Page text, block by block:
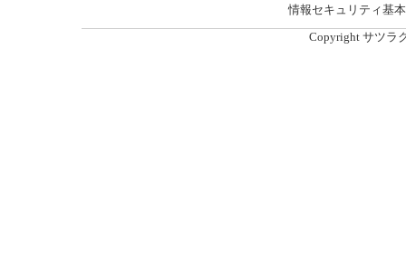
情報セキュリティ基
Copyright サツラ